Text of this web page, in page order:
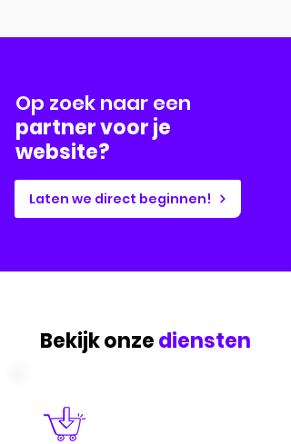
Op zoek naar een
partner voor je
website?
Laten we direct beginnen!
Bekijk onzediensten